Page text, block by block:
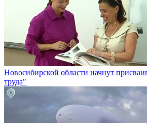
Новосибирской области начнут
труда"